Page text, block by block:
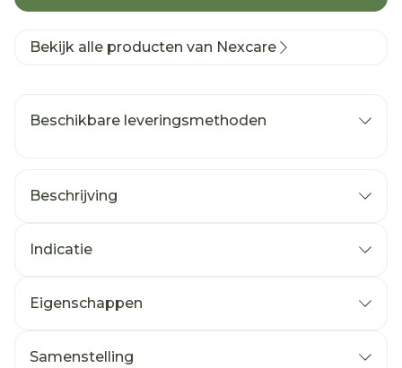
Bekijk alle producten van Nexcare
Beschikbare leveringsmethoden
Beschrijving
Indicatie
Eigenschappen
Samenstelling